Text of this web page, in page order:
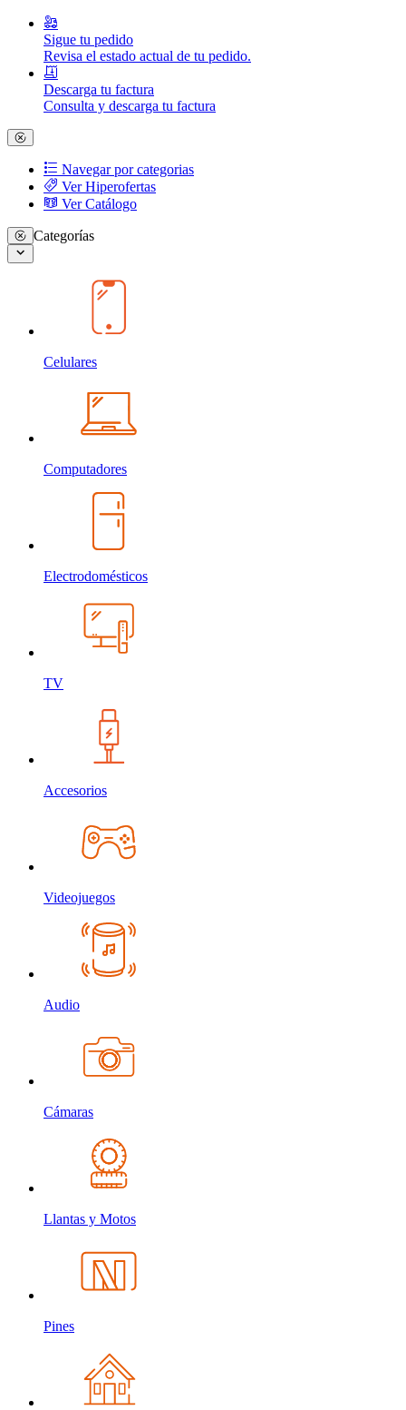
Sigue tu pedido
Revisa el estado actual de tu pedido.
Descarga tu factura
Consulta y descarga tu factura
Navegar por categorias
Ver Hiperofertas
Ver Catálogo
Categorías
Celulares
Computadores
Electrodomésticos
TV
Accesorios
Videojuegos
Audio
Cámaras
Llantas y Motos
Pines